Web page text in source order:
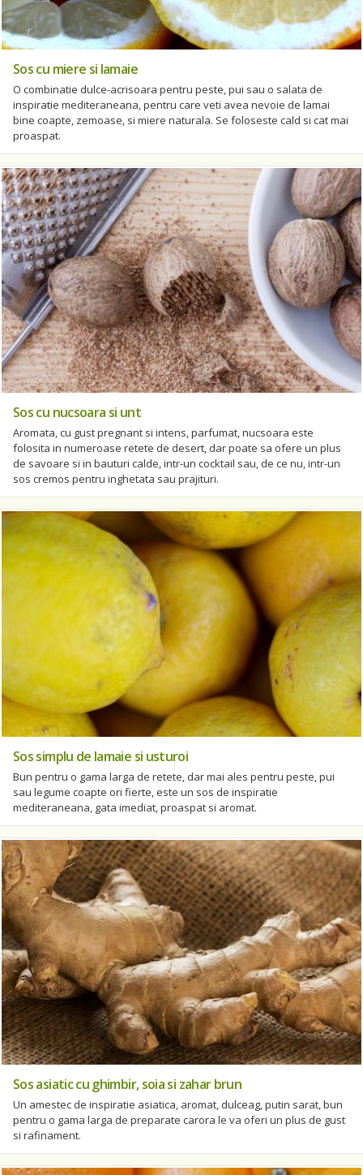
Sos cu miere si lamaie
O combinatie dulce-acrisoara pentru peste, pui sau o salata de
inspiratie mediteraneana, pentru care veti avea nevoie de lamai
bine coapte, zemoase, si miere naturala. Se foloseste cald si cat mai
proaspat.
Sos cu nucsoara si unt
Aromata, cu gust pregnant si intens, parfumat, nucsoara este
folosita in numeroase retete de desert, dar poate sa ofere un plus
de savoare si in bauturi calde, intr-un cocktail sau, de ce nu, intr-un
sos cremos pentru inghetata sau prajituri.
Sos simplu de lamaie si usturoi
Bun pentru o gama larga de retete, dar mai ales pentru peste, pui
sau legume coapte ori fierte, este un sos de inspiratie
mediteraneana, gata imediat, proaspat si aromat.
Sos asiatic cu ghimbir, soia si zahar brun
Un amestec de inspiratie asiatica, aromat, dulceag, putin sarat, bun
pentru o gama larga de preparate carora le va oferi un plus de gust
si rafinament.